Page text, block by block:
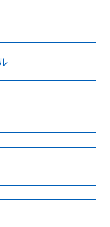
、以下を必ずお読
Cr(VI)
式承認
ランス
KR型式
（韓国
No
適合状況ページへ
らご検索ください